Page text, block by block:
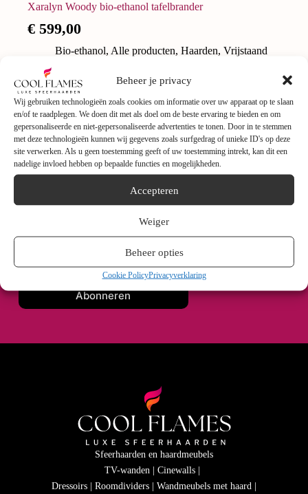
Beheer je privacy
Wij gebruiken technologieën zoals cookies om informatie over uw apparaat op te slaan
en/of te raadplegen. We doen dit met als doel om de beste ervaring te bieden en om
gepersonaliseerde en niet-gepersonaliseerde advertenties te tonen. Door in te stemmen
met deze technologieën kunnen wij gegevens zoals surfgedrag of unieke ID's op deze
site verwerken. Als u geen toestemming geeft of uw toestemming intrekt, kan dit een
nadelige invloed hebben op bepaalde functies en mogelijkheden.
Accepteren
Weiger
Beheer opties
Cookie PolicyPrivacyverklaring
Xaralyn Woody bio-ethanol tafelbrander
€ 599,00
Bio-ethanol, Alle producten, Haarden, Vrijstaand
Schrijf je in voor haard inspiratie
Abonneren
Sfeerhaarden en haardmeubels
TV-wanden | Cinewalls |
Dressoirs | Roomdividers | Wandmeubels met haard |